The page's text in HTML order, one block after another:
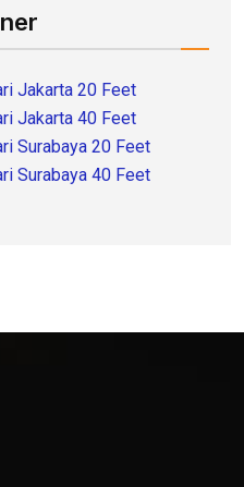
Jakarta 20 Feet
Jakarta 40 Feet
Surabaya 20 Feet
Surabaya 40 Feet